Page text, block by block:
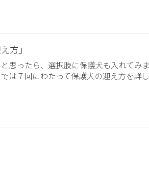
方」
思ったら、選択肢に保護犬も入れてみ
では７回にわたって保護犬の迎え方を詳